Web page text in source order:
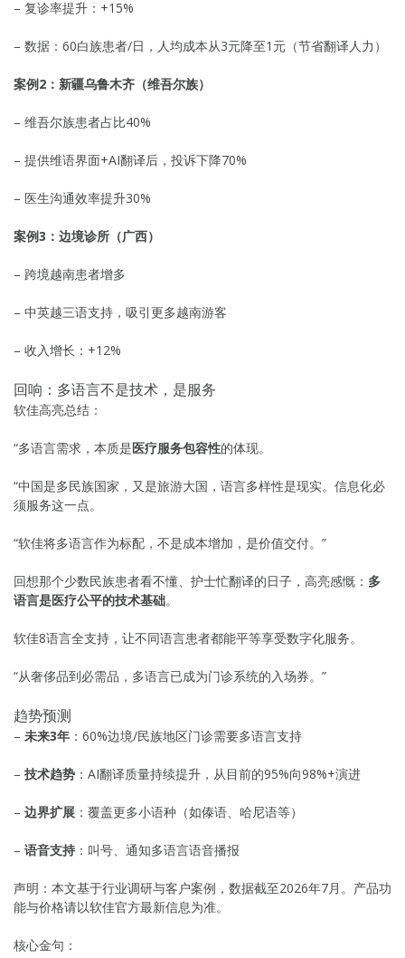
– 复诊率提升：+15%
– 数据：60白族患者/日，人均成本从3元降至1元（节省翻译人力）
案例2：新疆乌鲁木齐（维吾尔族）
– 维吾尔族患者占比40%
– 提供维语界面+AI翻译后，投诉下降70%
– 医生沟通效率提升30%
案例3：边境诊所（广西）
– 跨境越南患者增多
– 中英越三语支持，吸引更多越南游客
– 收入增长：+12%
回响：多语言不是技术，是服务
软佳高亮总结：
“多语言需求，本质是医疗服务包容性的体现。
“中国是多民族国家，又是旅游大国，语言多样性是现实。信息化必
须服务这一点。
“软佳将多语言作为标配，不是成本增加，是价值交付。”
回想那个少数民族患者看不懂、护士忙翻译的日子，高亮感慨： 多
语言是医疗公平的技术基础。
软佳8语言全支持，让不同语言患者都能平等享受数字化服务。
“从奢侈品到必需品，多语言已成为门诊系统的入场券。”
趋势预测
– 未来3年 ：60%边境/民族地区门诊需要多语言支持
– 技术趋势 ：AI翻译质量持续提升，从目前的95%向98%+演进
– 边界扩展 ：覆盖更多小语种（如傣语、哈尼语等）
– 语音支持 ：叫号、通知多语言语音播报
声明：本文基于行业调研与客户案例，数据截至2026年7月。产品功
能与价格请以软佳官方最新信息为准。
核心金句：